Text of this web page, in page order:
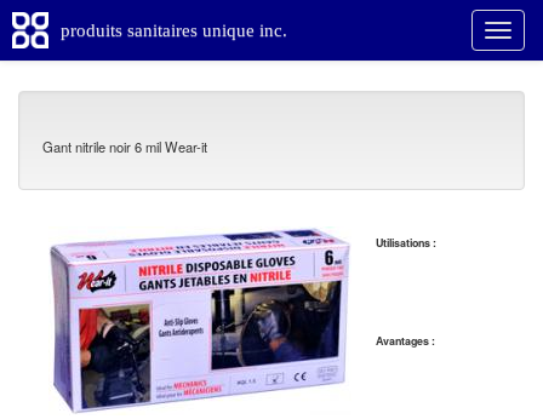
produits sanitaires unique inc.
Gant nitrile noir 6 mil Wear-it
Utilisations :
Avantages :